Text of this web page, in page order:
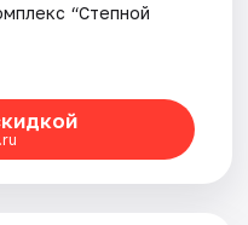
“Степной